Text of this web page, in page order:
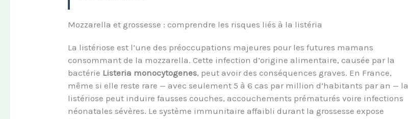
Mozzarella et grossesse : comprendre les risques liés à la listéria
La listériose est l’une des préoccupations majeures pour les futures mamans
consommant de la mozzarella. Cette infection d’origine alimentaire, causée par la
bactérie Listeria monocytogenes, peut avoir des conséquences graves. En France,
même si elle reste rare — avec seulement 5 à 6 cas par million d’habitants par an — la
listériose peut induire fausses couches, accouchements prématurés voire infections
néonatales sévères. Le système immunitaire affaibli durant la grossesse expose